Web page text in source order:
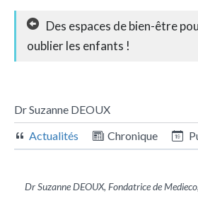
Des espaces de bien-être
oublier les enfants !
Dr Suzanne DEOUX
Actualités
Chronique
Dr Suzanne DEOUX, Fondatrice de